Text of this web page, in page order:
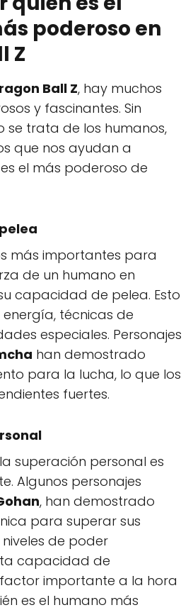
poderoso en
Z
Ball Z, hay muchos
y fascinantes. Sin
se trata de los humanos,
que nos ayudan a
el más poderoso de
más importantes para
de un humano en
capacidad de pelea. Esto
energía, técnicas de
especiales. Personajes
han demostrado
para la lucha, lo que los
fuertes.
superación personal es
Algunos personajes
, han demostrado
para superar sus
de poder
capacidad de
importante a la hora
es el humano más